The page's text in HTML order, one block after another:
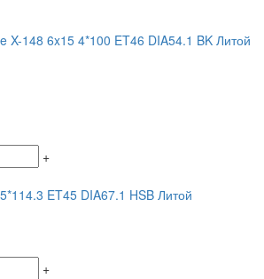
X-148 6x15 4*100 ET46 DIA54.1 BK Литой
+
ET45 DIA67.1 HSB Литой
+